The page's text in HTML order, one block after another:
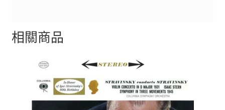
相關商品